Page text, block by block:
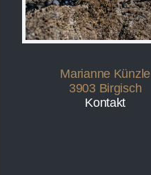
Marianne Künzle
3903 Birgisch
Kontakt